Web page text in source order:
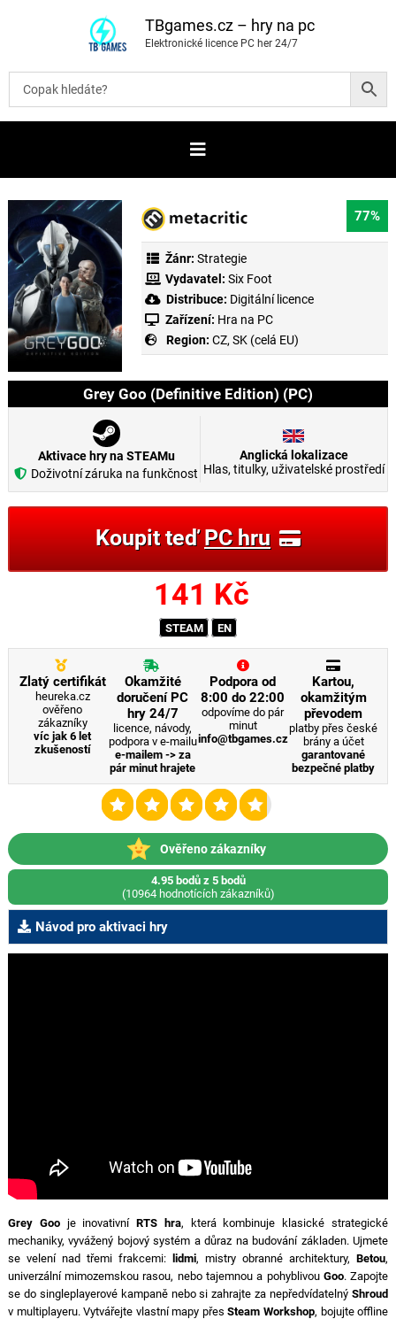
t
b
TBgames.cz – hry na pc
Elektronické licence PC her 24/7
77%
Žánr: Strategie
Vydavatel: Six Foot
Distribuce: Digitální licence
Zařízení: Hra na PC
Region: CZ, SK (celá EU)
Grey Goo (Definitive Edition) (PC)
Aktivace hry na STEAMu
Doživotní záruka na funkčnost
Anglická lokalizace
Hlas, titulky, uživatelské prostředí
Koupit teďPC hru
141 Kč
STEAM EN
Zlatý certifikát
heureka.cz
ověřeno
zákazníky
víc jak 6 let
zkušeností
Okamžité
doručení PC
hry 24/7
licence, návody,
podpora v e-mailu
e-mailem -> za
pár minut hrajete
Podpora od
8:00 do 22:00
odpovíme do pár
minut
info@tbgames.cz
Kartou,
okamžitým
převodem
platby přes české
brány a účet
garantované
bezpečné platby
Ověřeno zákazníky
4.95 bodů z 5 bodů
(10964 hodnotících zákazníků)
Návod pro aktivaci hry
Grey Gooje inovativníRTS hra, která kombinuje klasické strategické
mechaniky, vyvážený bojový systém a důraz na budování základen. Ujmete
se velení nad třemi frakcemi:lidmi, mistry obranné architektury,Betou,
univerzální mimozemskou rasou, nebo tajemnou a pohyblivou Goo. Zapojte
se do singleplayerové kampaně nebo si zahrajte za nepředvídatelnýShroud
v multiplayeru. Vytvářejte vlastní mapy přesSteam Workshop, bojujte offline